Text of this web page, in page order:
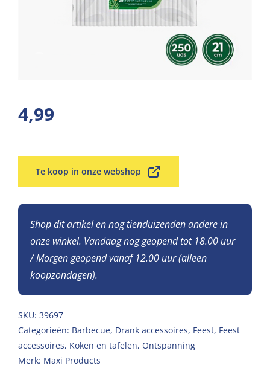
4,99
Te koop in onze webshop
Shop dit artikel en nog tienduizenden andere in
onze winkel. Vandaag nog geopend tot 18.00 uur
/ Morgen geopend vanaf 12.00 uur (alleen
koopzondagen).
SKU: 39697
Categorieën: Barbecue, Drank accessoires, Feest, Feest
accessoires, Koken en tafelen, Ontspanning
Merk: Maxi Products